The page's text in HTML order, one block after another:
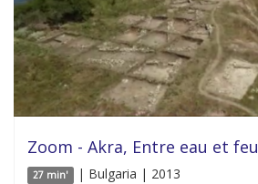
Zoom - Akra, Entre eau et feu
27 min' | Bulgaria | 2013